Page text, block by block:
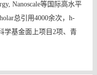
Nanoscale等国际高水平
总引用4000余次，h-
学基金面上项目2项、青